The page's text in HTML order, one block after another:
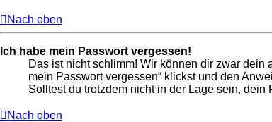
Nach oben
Ich habe mein Passwort vergessen!
Das ist nicht schlimm! Wir können dir zwar
mein Passwort vergessen“ klickst und den
Solltest du trotzdem nicht in der Lage sein,
Nach oben